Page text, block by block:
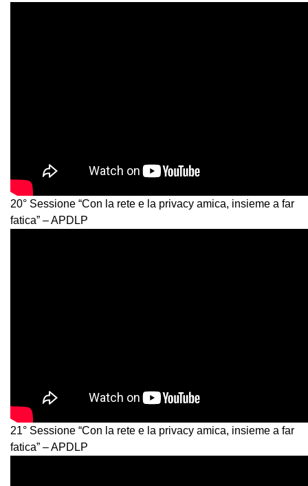
20° Sessione “Con la rete e la privacy amica, insieme a far
fatica” – APDLP
21° Sessione “Con la rete e la privacy amica, insieme a far
fatica” – APDLP